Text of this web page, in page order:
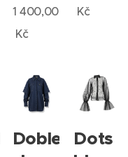
1 400,00
Kč
Kč
Doble
Dots